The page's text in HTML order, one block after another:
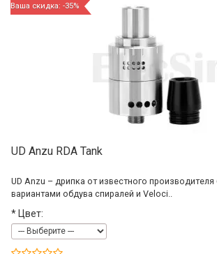
Ваша скидка: -35%
UD Anzu RDA Tank
UD Anzu – дрипка от известного
вариантами обдува спиралей и Veloci..
* Цвет: